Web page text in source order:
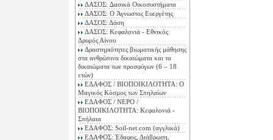
ΔΑΣΟΣ: ∆ασικά Οικοσυστήματα
ΔΑΣΟΣ: O Άγνωστος Ευεργέτης
ΔΑΣΟΣ: Δάση
ΔΑΣΟΣ: Κεφαλονιά - Εθνικός
Δρυμός Αίνου
Δραστηριότητες βιωματικής μάθησης
στα ανθρώπινα δικαιώματα και τα
δικαιώματα των προσφύγων (6 – 18
ετών)
ΕΔΑΦΟΣ / ΒΙΟΠΟΙΚΙΛΟΤΗΤΑ: Ο
Μαγικός Κόσμος των Σπηλαίων
ΕΔΑΦΟΣ / ΝΕΡΟ /
ΒΙΟΠΟΙΚΙΛΟΤΗΤΑ: Κεφαλονιά -
Σπήλαια
ΕΔΑΦΟΣ: Soil-net.com (αγγλικά)
ΕΔΑΦΟΣ: Έδαφος, Διάβρωση,